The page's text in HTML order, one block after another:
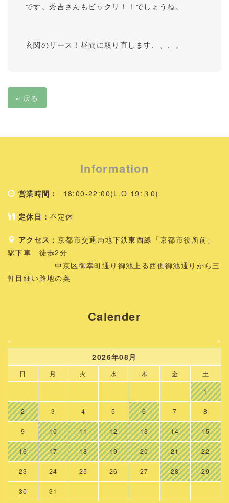
です。秀吉さんもビックリ！！でしょうね。
玄関のリース！昼間に取り直します、、、。
« 戻る
Information
営業時間： 18:00-22:00(L.O 19:３0)
定休日：不定休
アクセス： 京都市交通局地下鉄東西線「京都市役所前」
駅下車 徒歩2分
中京区御幸町通り御池上る西側御池通りから三
軒目細い路地の奥
Calender
«
»
2026年08月
日 月 火 水 木 金 土
1
2 3 4 5 6 7 8
9 10 11 12 13 14 15
16 17 18 19 20 21 22
23 24 25 26 27 28 29
30 31